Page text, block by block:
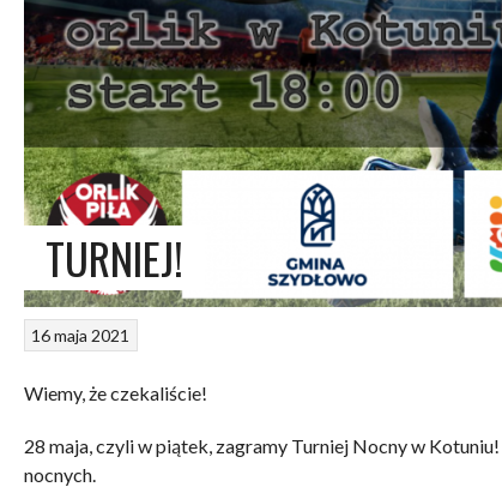
TURNIEJ!
16 maja 2021
Wiemy, że czekaliście!
28 maja, czyli w piątek, zagramy Turniej Nocny w
nocnych.